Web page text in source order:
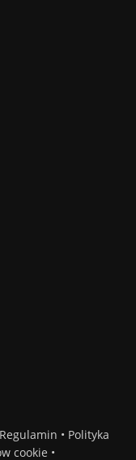
Regulamin • Polityka
cookie •